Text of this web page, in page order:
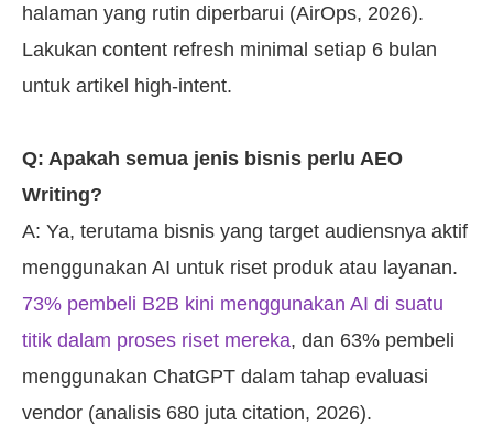
halaman yang rutin diperbarui (AirOps, 2026).
Lakukan content refresh minimal setiap 6 bulan
untuk artikel high-intent.
Q: Apakah semua jenis bisnis perlu AEO
Writing?
A: Ya, terutama bisnis yang target audiensnya aktif
menggunakan AI untuk riset produk atau layanan.
73% pembeli B2B kini menggunakan AI di suatu
titik dalam proses riset mereka, dan 63% pembeli
menggunakan ChatGPT dalam tahap evaluasi
vendor (analisis 680 juta citation, 2026).